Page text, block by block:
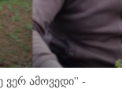
ვერ ამოვედი'' -